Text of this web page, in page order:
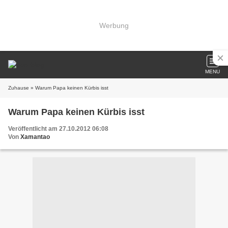
Werbung
MENU
Zuhause » Warum Papa keinen Kürbis isst
Warum Papa keinen Kürbis isst
Veröffentlicht am 27.10.2012 06:08
Von Xamantao